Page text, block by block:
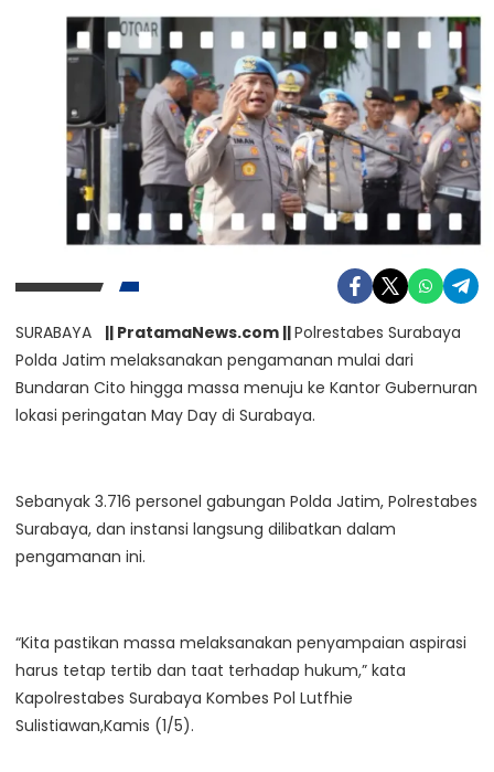
SURABAYA || PratamaNews.com ||Polrestabes Surabaya
Polda Jatim melaksanakan pengamanan mulai dari
Bundaran Cito hingga massa menuju ke Kantor Gubernuran
lokasi peringatan May Day di Surabaya.
Sebanyak 3.716 personel gabungan Polda Jatim, Polrestabes
Surabaya, dan instansi langsung dilibatkan dalam
pengamanan ini.
“Kita pastikan massa melaksanakan penyampaian aspirasi
harus tetap tertib dan taat terhadap hukum,” kata
Kapolrestabes Surabaya Kombes Pol Lutfhie
Sulistiawan,Kamis (1/5).